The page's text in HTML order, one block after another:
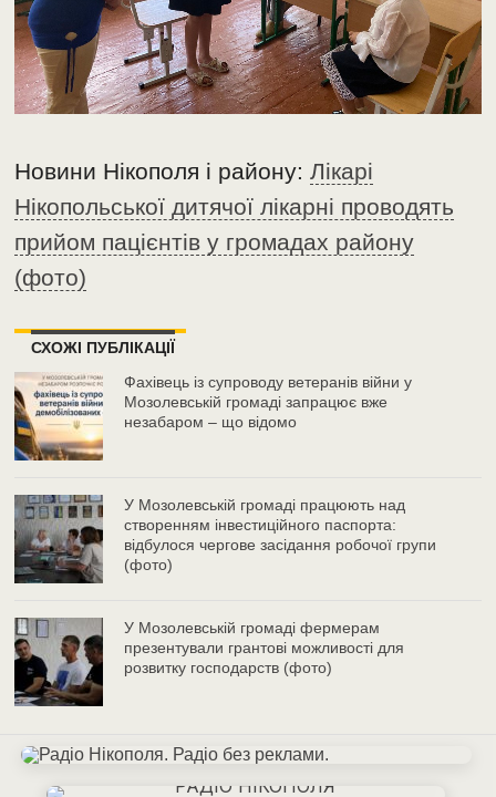
Новини Нікополя і району:Лікарі
Нікопольської дитячої лікарні проводять
прийом пацієнтів у громадах району
(фото)
СХОЖІ ПУБЛІКАЦІЇ
Фахівець із супроводу ветеранів війни у
Мозолевській громаді запрацює вже
незабаром – що відомо
У Мозолевській громаді працюють над
створенням інвестиційного паспорта:
відбулося чергове засідання робочої групи
(фото)
У Мозолевській громаді фермерам
презентували грантові можливості для
розвитку господарств (фото)